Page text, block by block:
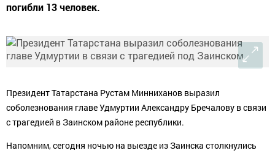
погибли 13 человек.
Президент Татарстана Рустам Минниханов выразил
соболезнования главе Удмуртии Александру Бречалову в связи
с трагедией в Заинском районе республики.
Напомним, сегодня ночью на выезде из Заинска столкнулись